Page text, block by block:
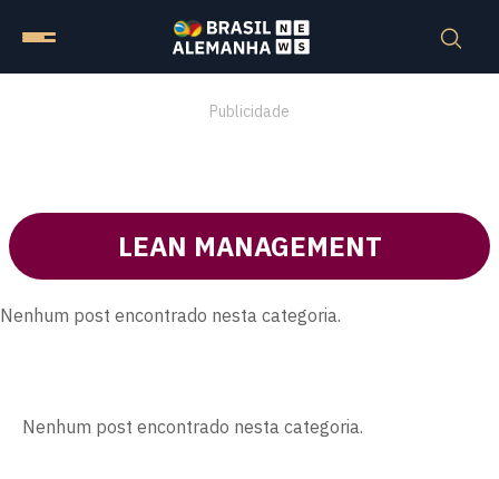
Publicidade
LEAN MANAGEMENT
Nenhum post encontrado nesta categoria.
Nenhum post encontrado nesta categoria.